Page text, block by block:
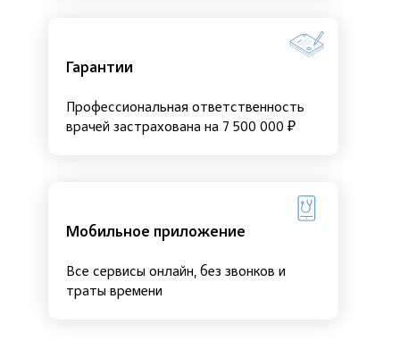
Гарантии
Профессиональная ответственность
врачей застрахована на 7 500 000 ₽
Мобильное приложение
Все сервисы онлайн, без звонков и
траты времени